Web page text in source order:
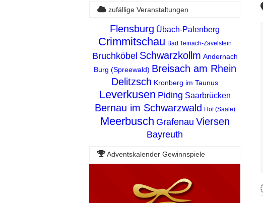
zufällige Veranstaltungen
Flensburg Übach-Palenberg
Crimmitschau Bad Teinach-Zavelstein
Bruchköbel Schwarzkollm Andernach
Burg (Spreewald) Breisach am Rhein
Delitzsch Kronberg im Taunus
Leverkusen Piding Saarbrücken
Bernau im Schwarzwald Hof (Saale)
Meerbusch Grafenau Viersen
Bayreuth
Adventskalender Gewinnspiele